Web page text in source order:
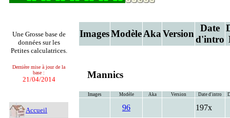
Une Grosse base de
données sur les
Petites calculatrices.
Dernière mise à jour de la
base :
21/04/2014
Accueil
ImagesModèleAkaVersion
Date
d'intro
Mannics
Images Modèle Aka Version Date d'intro
96 197x